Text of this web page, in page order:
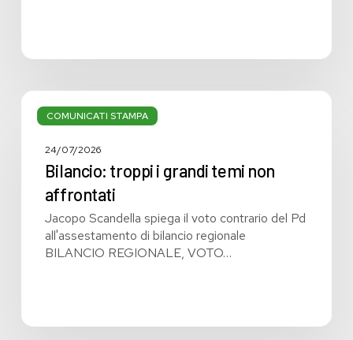
COMUNICATI STAMPA
Bilancio:
troppi
grandi
affrontati
24/07/2026
Bilancio: troppi i grandi temi non
affrontati
Jacopo Scandella spiega il voto contrario del Pd
all'assestamento di bilancio regionale
BILANCIO REGIONALE, VOTO…